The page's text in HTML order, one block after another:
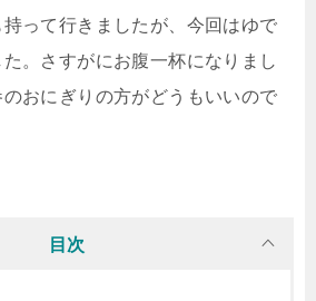
って行きましたが、今回はゆで
。さすがにお腹一杯になりまし
おにぎりの方がどうもいいので
目次